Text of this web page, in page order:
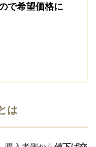
で希望価格に
は